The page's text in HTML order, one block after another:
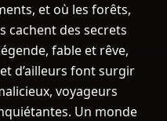
et où les forêts,
cachent des secrets
fable et rêve,
d’ailleurs font surgir
voyageurs
Un monde